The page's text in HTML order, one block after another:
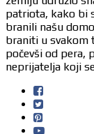
patriota, kako bi
branili našu
braniti u svakom
počevši od pera,
neprijatelja koji